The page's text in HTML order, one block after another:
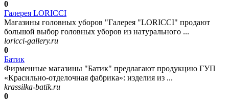
0
Галерея LORICCI
Магазины головных уборов "Галерея "LORICCI" продают
большой выбор головных уборов из натурального ...
loricci-gallery.ru
0
Батик
Фирменные магазины "Батик" предлагают продукцию ГУП
«Красильно-отделочная фабрика»: изделия из ...
krassilka-batik.ru
0